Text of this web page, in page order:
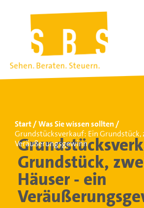
Start
Was Sie wissen sollten
Grundstücksverkauf: Ein Grundstück,
Veräußerungsgewinn
Grundstück,
Häuser - ein